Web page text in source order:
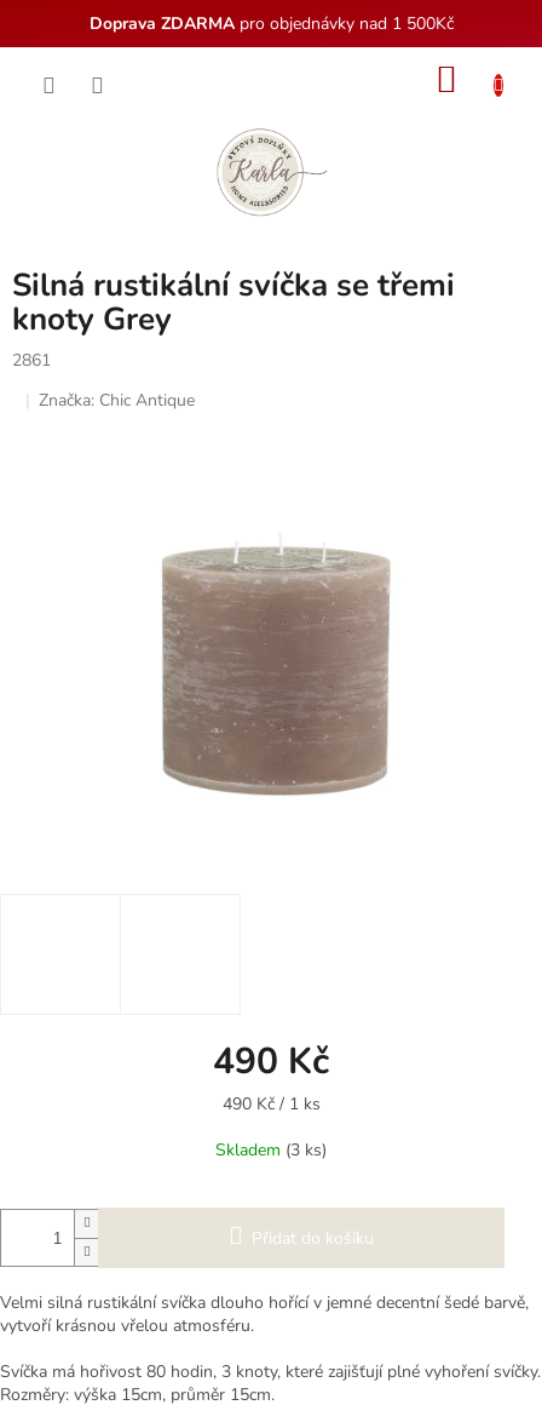
Doprava ZDARMApro objednávky nad 1 500Kč
Silná rustikální svíčka se třemi
knoty Grey
2861
Značka: Chic Antique
490 Kč
Měrná
490 Kč / 1 ks
Skladem (3 ks)
Přidat do košíku
Velmi silná rustikální svíčka dlouho hořící v jemné decentní šedé barvě,
vytvoří krásnou vřelou atmosféru.
Svíčka má hořivost 80 hodin, 3 knoty, které zajišťují plné vyhoření svíčky.
Rozměry: výška 15cm, průměr 15cm.